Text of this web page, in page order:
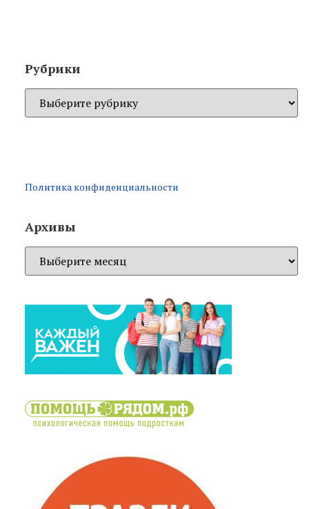
Рубрики
Политика конфиденциальности
Архивы